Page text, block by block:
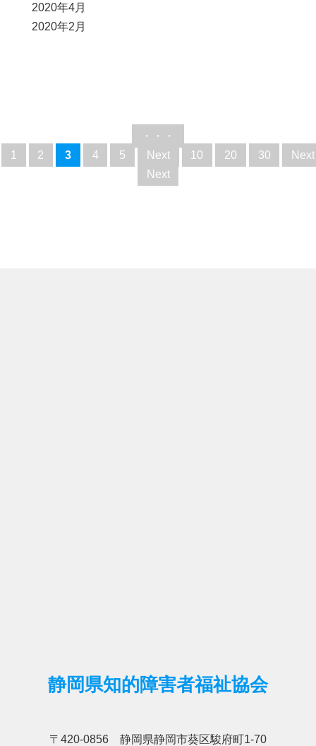
2020年4月
2020年2月
・・・
1
2 3 4 5 Next 10 20 30
Next
Next
静岡県知的障害者福祉協会
〒420-0856 静岡県静岡市葵区駿府町1-70